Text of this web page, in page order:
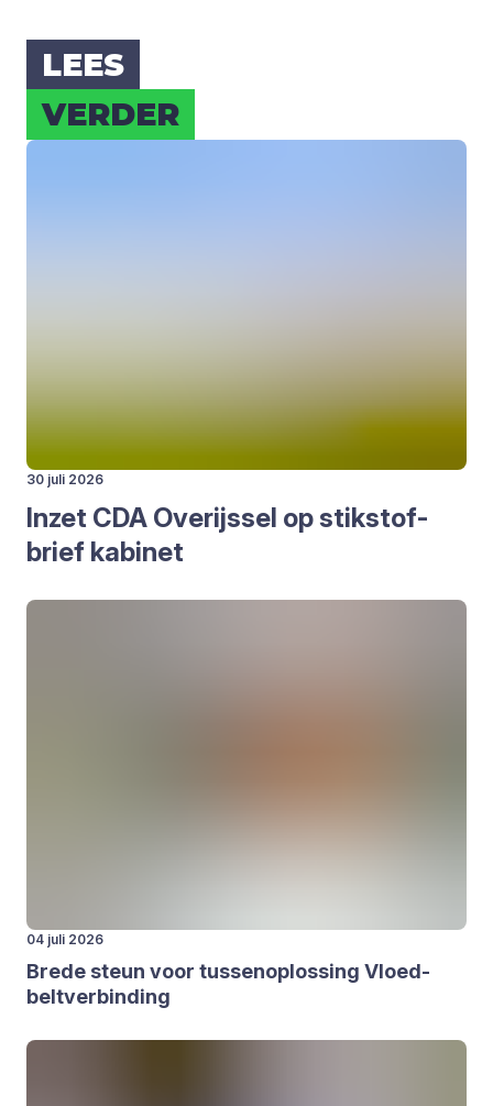
LEES
VER­DER
30 juli 2026
Inzet CDA Over­ijs­sel op stik­stof­
brief kabi­net
04 juli 2026
Bre­de steun voor tus­sen­op­los­sing Vloed­
beltver­bin­ding